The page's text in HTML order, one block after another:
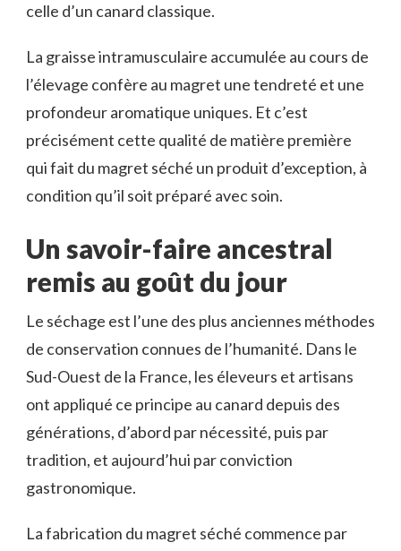
celle d’un canard classique.
La graisse intramusculaire accumulée au cours de
l’élevage confère au magret une tendreté et une
profondeur aromatique uniques. Et c’est
précisément cette qualité de matière première
qui fait du magret séché un produit d’exception, à
condition qu’il soit préparé avec soin.
Un savoir-faire ancestral
remis au goût du jour
Le séchage est l’une des plus anciennes méthodes
de conservation connues de l’humanité. Dans le
Sud-Ouest de la France, les éleveurs et artisans
ont appliqué ce principe au canard depuis des
générations, d’abord par nécessité, puis par
tradition, et aujourd’hui par conviction
gastronomique.
La fabrication du magret séché commence par